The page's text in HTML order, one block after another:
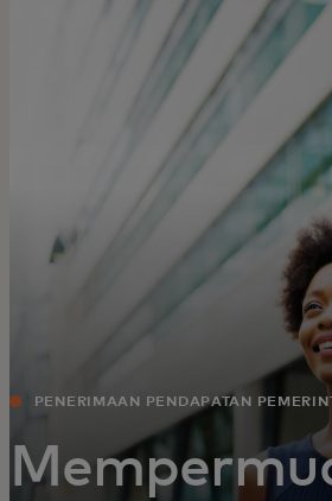
Untuk Anda
Untuk bisnis
Untuk inovator
PENERIMAAN PENDAPATAN